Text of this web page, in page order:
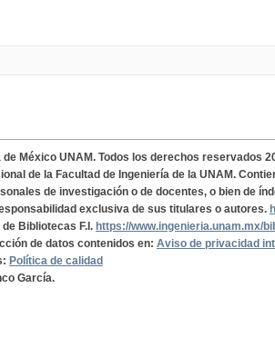
México UNAM. Todos los derechos reservados
de la Facultad de Ingeniería de la UNAM.
de investigación o de docentes, o bien de
exclusiva de sus titulares o autores.
Bibliotecas F.I. https://www.ingenieria.unam.mx/
de datos contenidos en: Aviso de privacidad
Política de calidad
García.